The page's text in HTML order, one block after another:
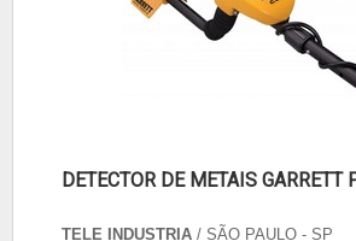
DETECTOR DE METAIS GARRETT
TELE INDUSTRIA / SÃO PAULO - SP